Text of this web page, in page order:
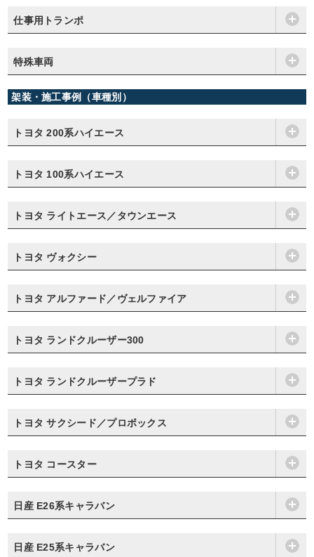
仕事用トランポ
特殊車両
架装・施工事例（車種別）
トヨタ 200系ハイエース
トヨタ 100系ハイエース
トヨタ ライトエース／タウンエース
トヨタ ヴォクシー
トヨタ アルファード／ヴェルファイア
トヨタ ランドクルーザー300
トヨタ ランドクルーザープラド
トヨタ サクシード／プロボックス
トヨタ コースター
日産 E26系キャラバン
日産 E25系キャラバン